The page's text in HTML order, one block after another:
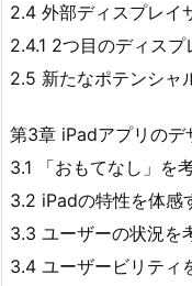
2.4 外部ディスプレイ
2.4.1 2つ目のディスプ
2.5 新たなポテンシャ
第3章 iPadアプリのデ
3.1 「おもてなし」を
3.2 iPadの特性を体感
3.3 ユーザーの状況を
3.4 ユーザービリティ